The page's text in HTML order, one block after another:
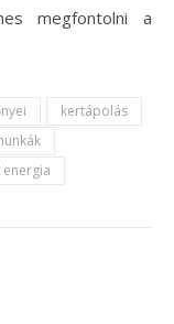
megfontolni a
kertápolás